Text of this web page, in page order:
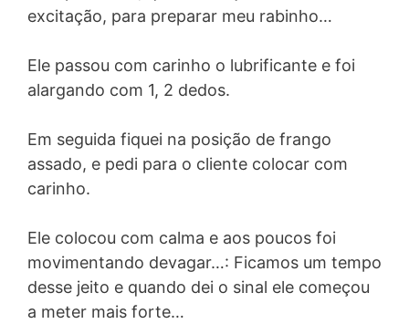
excitação, para preparar meu rabinho…
Ele passou com carinho o lubrificante e foi
alargando com 1, 2 dedos.
Em seguida fiquei na posição de frango
assado, e pedi para o cliente colocar com
carinho.
Ele colocou com calma e aos poucos foi
movimentando devagar…: Ficamos um tempo
desse jeito e quando dei o sinal ele começou
a meter mais forte…